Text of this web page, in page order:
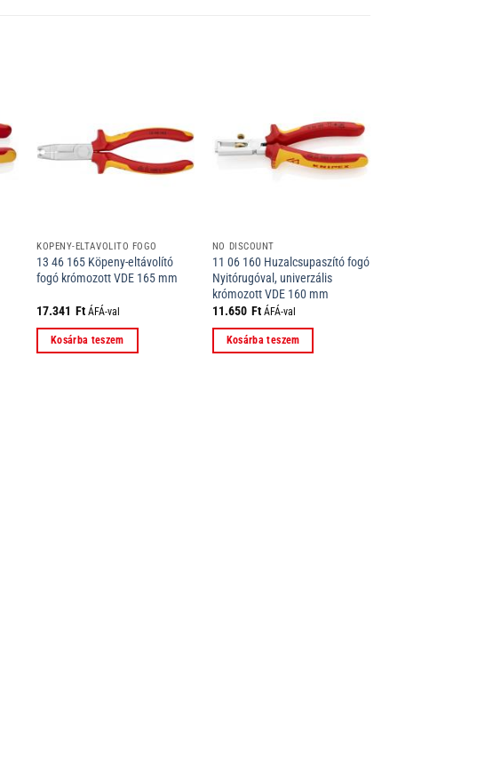
KÖPENY-ELTÁVOLÍTÓ FOGÓ
13 46 165 Köpeny-eltávolító
fogó krómozott VDE 165 mm
17.341 Ft ÁFÁ-val
Kosárba teszem
NO DISCOUNT
11 06 160 Huzalcsupaszító fogó
Nyitórugóval, univerzális
krómozott VDE 160 mm
11.650 Ft ÁFÁ-val
Kosárba teszem